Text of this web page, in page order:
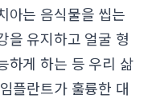
아는 음식물을 씹는
을 유지하고 얼굴 형
하게 하는 등 우리 삶
플란트가 훌륭한 대